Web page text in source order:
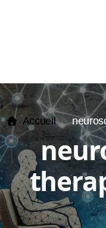
Accueil
therapie-breve
Sophrologie
Hypnose
TCC